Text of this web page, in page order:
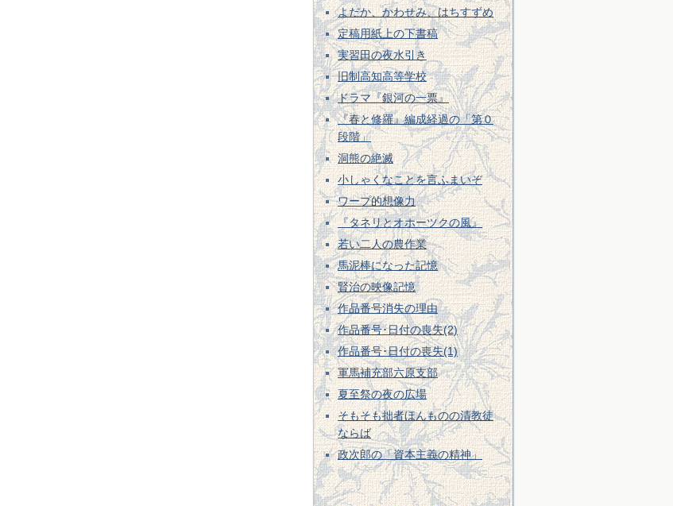
よだか、かわせみ、はちすずめ
定稿用紙上の下書稿
実習田の夜水引き
旧制高知高等学校
ドラマ『銀河の一票』
『春と修羅』編成経過の「第０
段階」
洞熊の絶滅
小しゃくなことを言ふまいぞ
ワープ的想像力
『タネリとオホーツクの風』
若い二人の農作業
馬泥棒になった記憶
賢治の映像記憶
作品番号消失の理由
作品番号･日付の喪失(2)
作品番号･日付の喪失(1)
軍馬補充部六原支部
夏至祭の夜の広場
そもそも拙者ほんものの清教徒
ならば
政次郎の「資本主義の精神」